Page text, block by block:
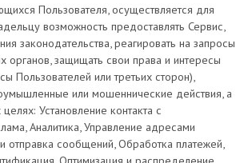
Пользователя, осуществляется для
возможность предоставлять Сервис,
законодательства, реагировать на запросы
органов, защищать свои права и интересы
Пользователей или третьих сторон),
или мошеннические действия, а
Установление контакта с
Аналитика, Управление адресами
отправка сообщений, Обработка платежей,